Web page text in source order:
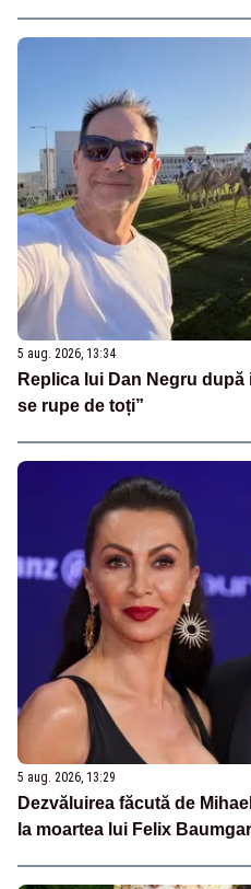
5 aug. 2026, 13:34
Replica lui Dan Negru
se rupe de toți”
5 aug. 2026, 13:29
Dezvăluirea făcută de
la moartea lui Felix